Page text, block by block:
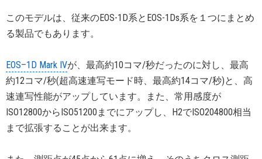
このモデルは、従来のEOS-1D系とEOS-1Ds系を１つにまとめ
る製品でもあります。
EOS–1D Mark IVが、最高約10コマ/秒だったのに対し、最高
約12コマ/秒(超高速連写モード時、最高約14コマ/秒)と、高
速連写性能がアップしています。また、常用感度が
ISO12800からISO51200までにアップし、H2でISO204800相当
まで拡張することが出来ます。